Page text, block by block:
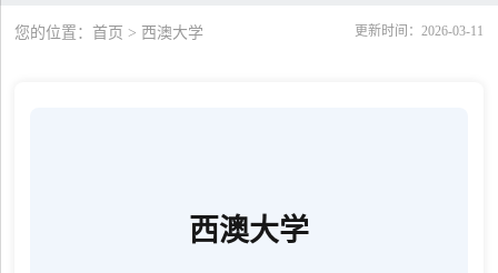
您的位置：首页 > 西澳大学 更新时间：2026-03-11
西澳大学